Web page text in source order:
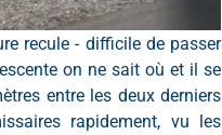
recule - difficile de passer
on ne sait où et il se
entre les deux derniers
rapidement, vu les